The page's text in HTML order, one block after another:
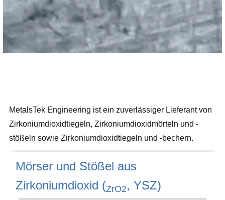
MetalsTek Engineering ist ein zuverlässiger Lieferant von
Zirkoniumdioxidtiegeln, Zirkoniumdioxidmörteln und -
stößeln sowie Zirkoniumdioxidtiegeln und -bechern.
Mörser und Stößel aus
Zirkoniumdioxid (ZrO2, YSZ)